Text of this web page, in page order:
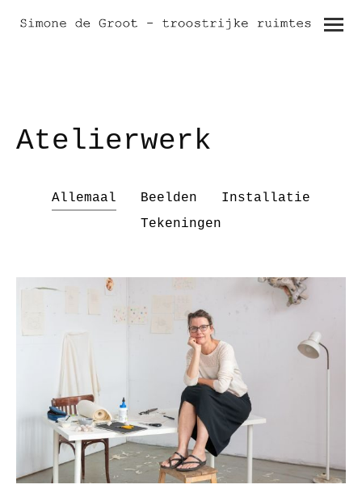
Atelierwerk
Allemaal Beelden
Installatie
Tekeningen